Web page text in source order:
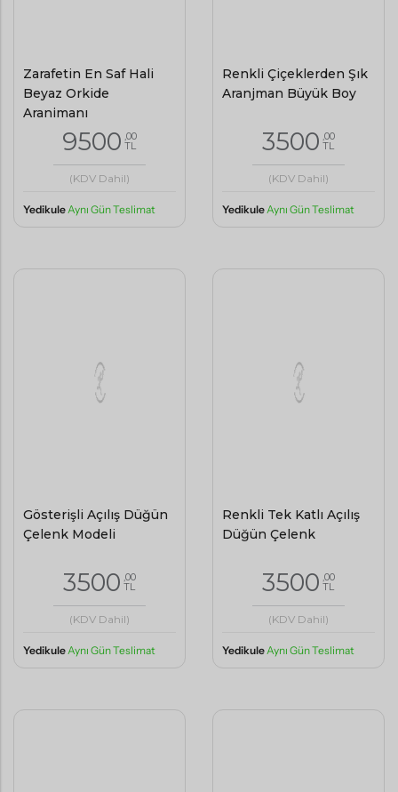
Zarafetin En Saf Hali
Beyaz Orkide
Aranjmanı
9500 ,00
TL
(KDV Dahil)
Yedikule Aynı Gün Teslimat
3500 ,00
TL
YedikuleAynı Gün Teslimat
Gösterişli Açılış Düğün
Çelenk Modeli
3500 ,00
TL
(KDV Dahil)
Yedikule Aynı Gün Teslimat
Renkli Tek Katlı Açılış
Düğün Çelenk
3500 ,00
TL
(KDV Dahil)
Yedikule Aynı Gün Teslimat